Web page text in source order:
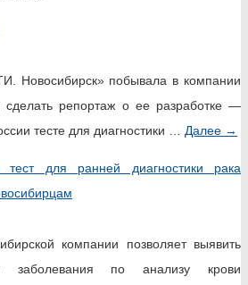
Новосибирск» побывала в компании
сделать репортаж о ее разработке —
тесте для диагностики … Далее →
тест для ранней диагностики рака
компании позволяет выявить
заболевания по анализу крови